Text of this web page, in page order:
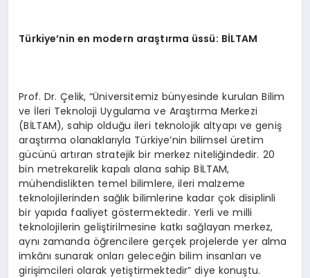
Türkiye’nin en modern araştırma üssü: BİLTAM
Prof. Dr. Çelik, “Üniversitemiz bünyesinde kurulan Bilim
ve İleri Teknoloji Uygulama ve Araştırma Merkezi
(BİLTAM), sahip olduğu ileri teknolojik altyapı ve geniş
araştırma olanaklarıyla Türkiye’nin bilimsel üretim
gücünü artıran stratejik bir merkez niteliğindedir. 20
bin metrekarelik kapalı alana sahip BİLTAM,
mühendislikten temel bilimlere, ileri malzeme
teknolojilerinden sağlık bilimlerine kadar çok disiplinli
bir yapıda faaliyet göstermektedir. Yerli ve milli
teknolojilerin geliştirilmesine katkı sağlayan merkez,
aynı zamanda öğrencilere gerçek projelerde yer alma
imkânı sunarak onları geleceğin bilim insanları ve
girişimcileri olarak yetiştirmektedir” diye konuştu.